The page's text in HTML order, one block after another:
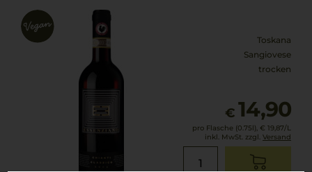
Toskana
Sangiovese
trocken
€ 14,90
pro Flasche (0.75l), € 19,87/L
inkl. MwSt. zzgl. Versand